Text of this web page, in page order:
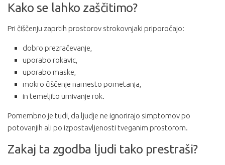
Kako se lahko zaščitimo?
Pri čiščenju zaprtih prostorov strokovnjaki priporočajo:
dobro prezračevanje,
uporabo rokavic,
uporabo maske,
mokro čiščenje namesto pometanja,
in temeljito umivanje rok.
Pomembno je tudi, da ljudje ne ignorirajo simptomov po
potovanjih ali po izpostavljenosti tveganim prostorom.
Zakaj ta zgodba ljudi tako prestraši?